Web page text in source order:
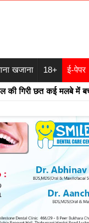
खजाना 18+ ई-पेपर
छत कई मलबे में बच्चे दबे